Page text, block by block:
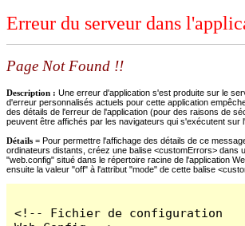
Erreur du serveur dans
Page Not Found !!
Description : Une erreur d'application s'est produite sur le
d'erreur personnalisés actuels pour cette application
des détails de l'erreur de l'application (pour des raisons de
peuvent être affichés par les navigateurs qui s'exécutent sur
Détails = Pour permettre l'affichage des détails de ce
ordinateurs distants, créez une balise <customErrors> dans
"web.config" situé dans le répertoire racine de l'application
ensuite la valeur "off" à l'attribut "mode" de cette balise
<!-- Fichier de configuration